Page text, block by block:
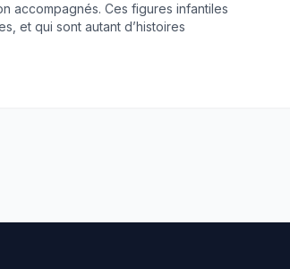
accompagnés. Ces figures infantiles
et qui sont autant d’histoires